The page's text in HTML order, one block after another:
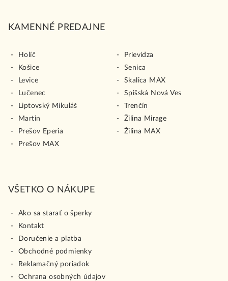
KAMENNÉ PREDAJNE
Holíč
Košice
Levice
Lučenec
Liptovský Mikuláš
Martin
Prešov Eperia
Prešov MAX
Prievidza
Senica
Skalica MAX
Spišská Nová Ves
Trenčín
Žilina Mirage
Žilina MAX
VŠETKO O NÁKUPE
Ako sa starať o šperky
Kontakt
Doručenie a platba
Obchodné podmienky
Reklamačný poriadok
Ochrana osobných údajov